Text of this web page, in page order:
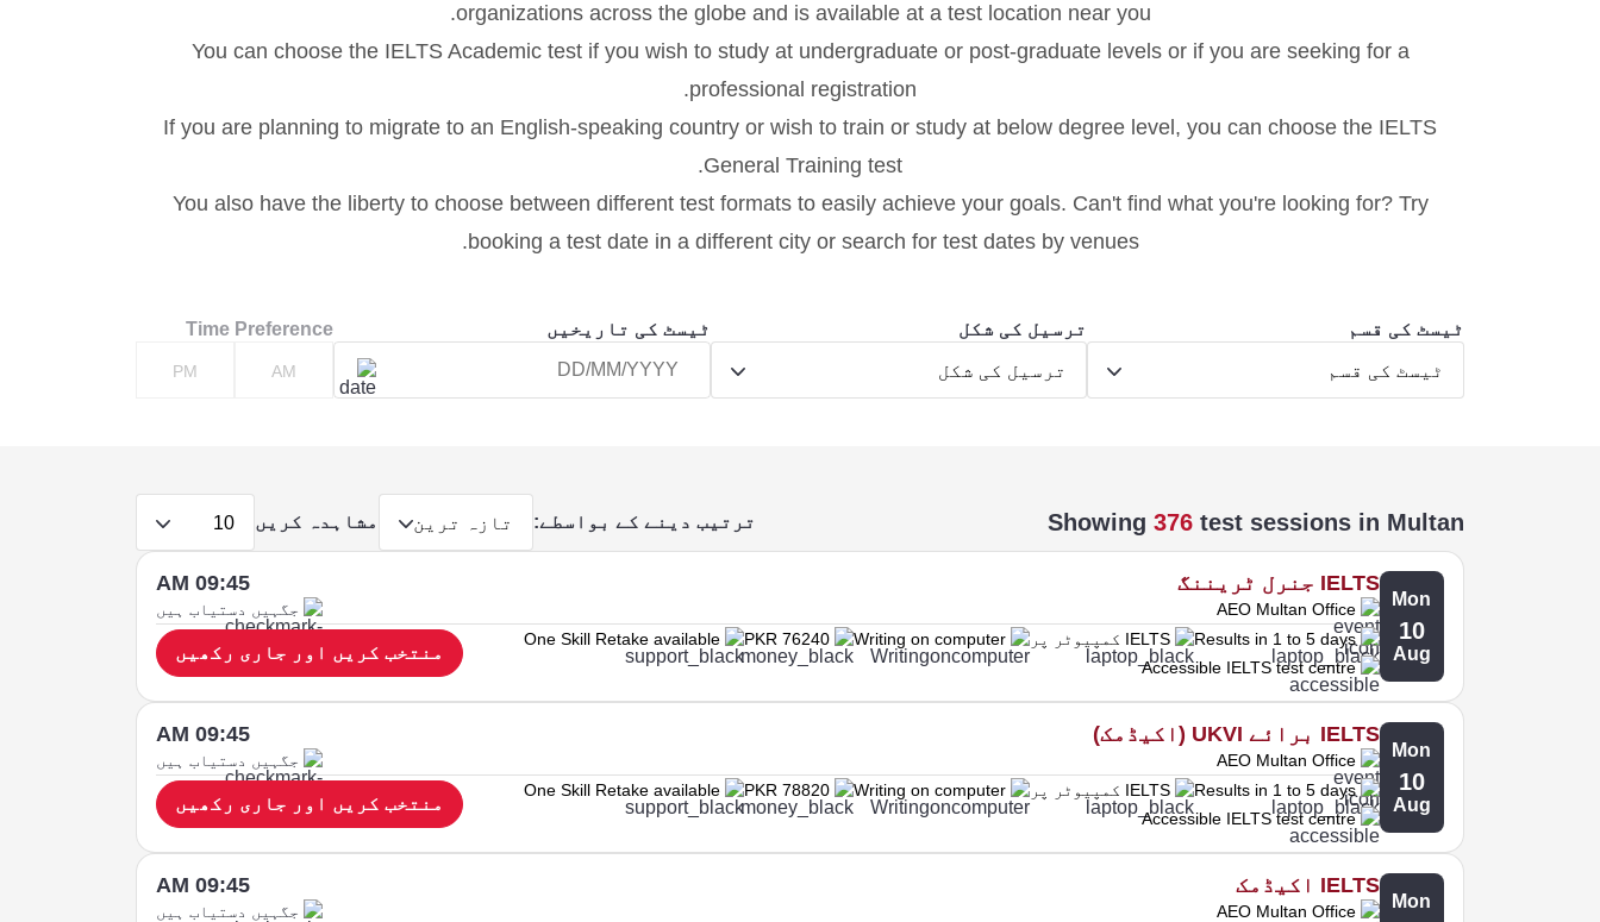
organizations across the globe and is available at a test location near you.
You can choose the IELTS Academic test if you wish to study at undergraduate or post-graduate levels or if you are seeking for a
professional registration.
If you are planning to migrate to an English-speaking country or wish to train or study at below degree level, you can choose the IELTS
General Training test.
You also have the liberty to choose between different test formats to easily achieve your goals. Can't find what you're looking for? Try
booking a test date in a different city or search for test dates by venues.
ٹیسٹ کی قسم
ٹیسٹ کی قسم
ترسیل کی شکل
ترسیل کی شکل
ٹیسٹ کی تاریخیں Time Preference
AM
PM
Showing 376 test sessions in Multan ترتیب دینے کے بواسطے: تازہ ترین مشاہدہ کریں 10
Mon
10
Aug
IELTS جنرل ٹریننگ
AEO Multan Office
09:45 AM
جگہیں دستیاب ہیں
Results in 1 to 5 days
IELTS کمپیوٹر پر Writing on computer
PKR 76240
One Skill Retake available
Accessible IELTS test centre
منتخب کریں اور جاری رکھیں
Mon
10
Aug
IELTS برائے UKVI (اکیڈمک)
AEO Multan Office
09:45 AM
جگہیں دستیاب ہیں
Results in 1 to 5 days
IELTS کمپیوٹر پر Writing on computer
PKR 78820
One Skill Retake available
Accessible IELTS test centre
منتخب کریں اور جاری رکھیں
Mon
IELTS اکیڈمک
AEO Multan Office
09:45 AM
جگہیں دستیاب ہیں